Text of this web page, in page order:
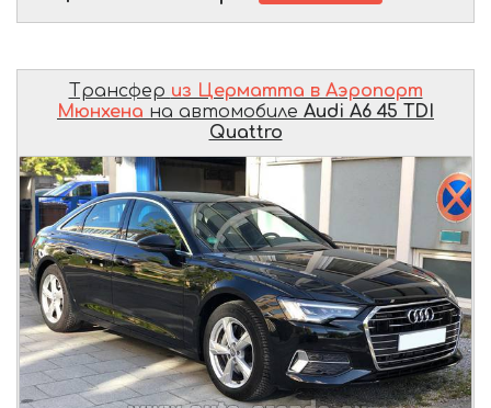
Трансфер из Церматта в Аэропорт
Мюнхена на автомобиле Audi A6 45 TDI
Quattro